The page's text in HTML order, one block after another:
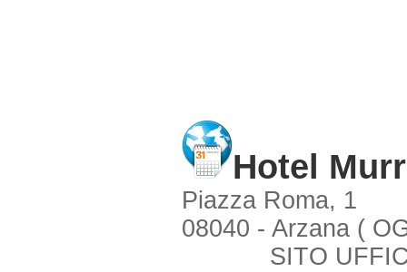
Hotel
Piazza Roma, 1
08040 - Arzana (
SITO